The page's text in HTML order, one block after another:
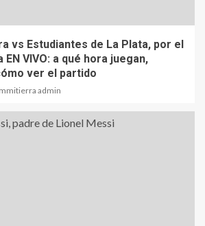
vs Estudiantes de La Plata, por el
VIVO: a qué hora juegan,
ver el partido
admin